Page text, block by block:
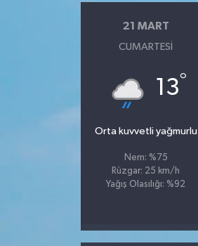
21 MART
CUMARTESI
13°
Orta kuvvetli yağmurlu
Nem: %75
Rüzgar: 25 km/h
Yağış Olasılığı: %92